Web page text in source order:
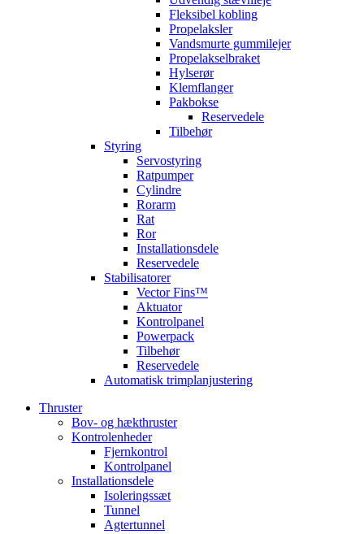
Fleksibel kobling
Propelaksler
Vandsmurte gummilejer
Propelakselbraket
Hylserør
Klemflanger
Pakbokse
Reservedele
Tilbehør
Styring
Servostyring
Ratpumper
Cylindre
Rorarm
Rat
Ror
Installationsdele
Reservedele
Stabilisatorer
Vector Fins™
Aktuator
Kontrolpanel
Powerpack
Tilbehør
Reservedele
Automatisk trimplanjustering
Thruster
Bov- og hækthruster
Kontrolenheder
Fjernkontrol
Kontrolpanel
Installationsdele
Isoleringssæt
Tunnel
Agtertunnel